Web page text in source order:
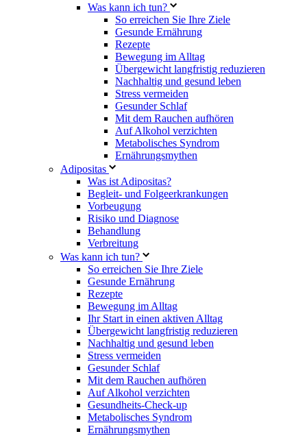
Was kann ich tun?
So erreichen Sie Ihre Ziele
Gesunde Ernährung
Rezepte
Bewegung im Alltag
Übergewicht langfristig reduzieren
Nachhaltig und gesund leben
Stress vermeiden
Gesunder Schlaf
Mit dem Rauchen aufhören
Auf Alkohol verzichten
Metabolisches Syndrom
Ernährungsmythen
Adipositas
Was ist Adipositas?
Begleit- und Folgeerkrankungen
Vorbeugung
Risiko und Diagnose
Behandlung
Verbreitung
Was kann ich tun?
So erreichen Sie Ihre Ziele
Gesunde Ernährung
Rezepte
Bewegung im Alltag
Ihr Start in einen aktiven Alltag
Übergewicht langfristig reduzieren
Nachhaltig und gesund leben
Stress vermeiden
Gesunder Schlaf
Mit dem Rauchen aufhören
Auf Alkohol verzichten
Gesundheits-Check-up
Metabolisches Syndrom
Ernährungsmythen